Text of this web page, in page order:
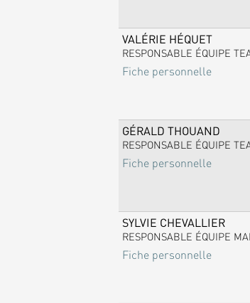
VALÉRIE HÉQUET
RESPONSABLE ÉQUIPE
Fiche personnelle
GÉRALD THOUAND
RESPONSABLE ÉQUIPE
Fiche personnelle
SYLVIE CHEVALLIER
RESPONSABLE ÉQUIPE
Fiche personnelle